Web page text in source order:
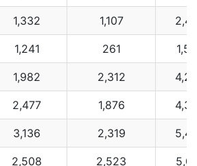
1,332 1,107
1,241 261
1,982 2,312
2,477 1,876
3,136 2,319
2,508 2,523